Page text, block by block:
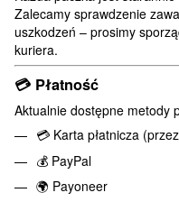
Zalecamy sprawdzenie
uszkodzeń – prosimy
kuriera.
💳 Płatność
Aktualnie dostępne metody
💳 Karta płatnicza
💰 PayPal
🌍 Payoneer